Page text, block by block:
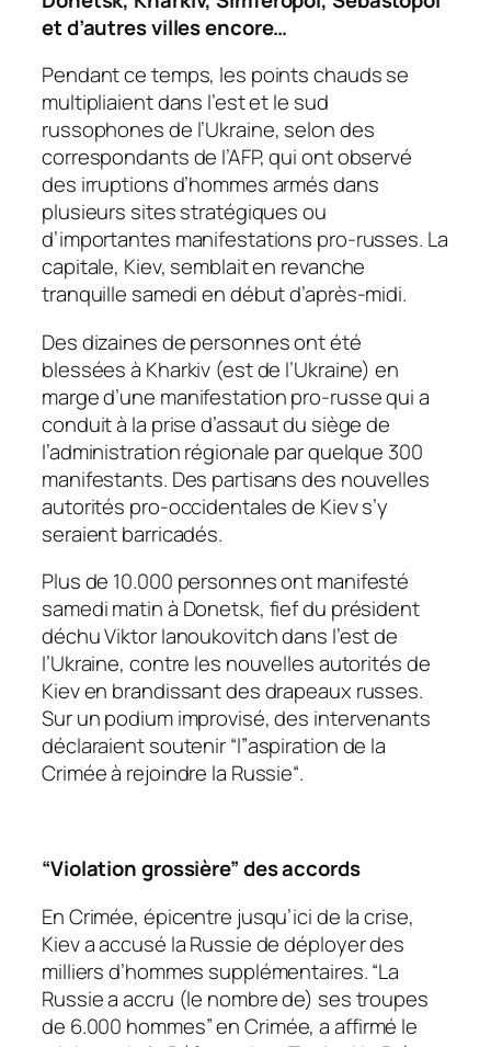
et d’autres villes encore…
Pendant ce temps, les points chauds se
multipliaient dans l’est et le sud
russophones de l’Ukraine, selon des
correspondants de l’AFP, qui ont observé
des irruptions d’hommes armés dans
plusieurs sites stratégiques ou
d’importantes manifestations pro-russes. La
capitale, Kiev, semblait en revanche
tranquille samedi en début d’après-midi.
Des dizaines de personnes ont été
blessées à Kharkiv (est de l’Ukraine) en
marge d’une manifestation pro-russe qui a
conduit à la prise d’assaut du siège de
l’administration régionale par quelque 300
manifestants. Des partisans des nouvelles
autorités pro-occidentales de Kiev s’y
seraient barricadés.
Plus de 10.000 personnes ont manifesté
samedi matin à Donetsk, fief du président
déchu Viktor Ianoukovitch dans l’est de
l’Ukraine, contre les nouvelles autorités de
Kiev en brandissant des drapeaux russes.
Sur un podium improvisé, des intervenants
déclaraient soutenir “l”aspiration de la
Crimée à rejoindre la Russie“.
“Violation grossière” des accords
En Crimée, épicentre jusqu’ici de la crise,
Kiev a accusé la Russie de déployer des
milliers d’hommes supplémentaires. “La
Russie a accru (le nombre de) ses troupes
de 6.000 hommes” en Crimée, a affirmé le